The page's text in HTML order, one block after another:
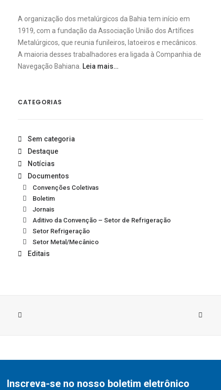
A organização dos metalúrgicos da Bahia tem início em
1919, com a fundação da Associação União dos Artífices
Metalúrgicos, que reunia funileiros, latoeiros e mecânicos.
A maioria desses trabalhadores era ligada à Companhia de
Navegação Bahiana. Leia mais…
CATEGORIAS
Sem categoria
Destaque
Notícias
Documentos
Convenções Coletivas
Boletim
Jornais
Aditivo da Convenção – Setor de Refrigeração
Setor Refrigeração
Setor Metal/Mecânico
Editais
Inscreva-se no nosso boletim eletrônico